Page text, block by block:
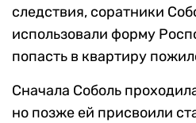
следствия, соратники
использовали форму
попасть в квартиру
Сначала Соболь
но позже ей присвоили